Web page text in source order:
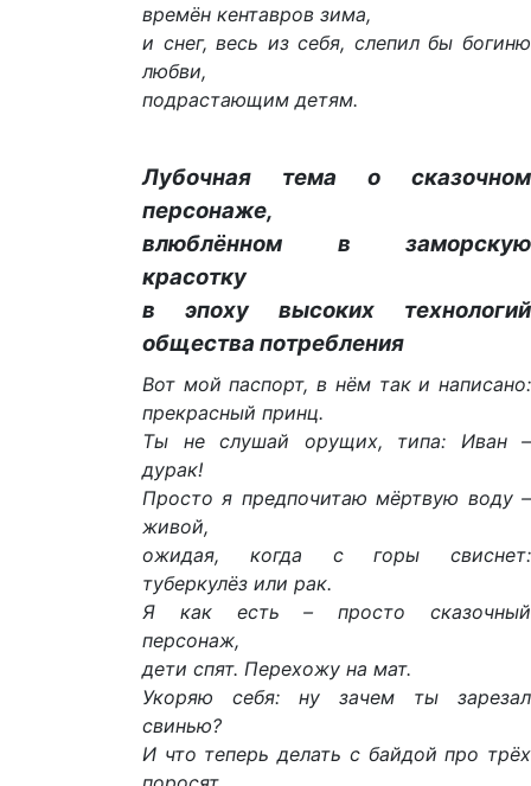
времён кентавров зима,
и снег, весь из себя, слепил бы богиню
любви,
подрастающим детям.
Лубочная тема о сказочном
персонаже,
влюблённом в заморскую
красотку
в эпоху высоких технологий
общества потребления
Вот мой паспорт, в нём так и написано:
прекрасный принц.
Ты не слушай орущих, типа: Иван –
дурак!
Просто я предпочитаю мёртвую воду –
живой,
ожидая, когда с горы свиснет:
туберкулёз или рак.
Я как есть – просто сказочный
персонаж,
дети спят. Перехожу на мат.
Укоряю себя: ну зачем ты зарезал
свинью?
И что теперь делать с байдой про трёх